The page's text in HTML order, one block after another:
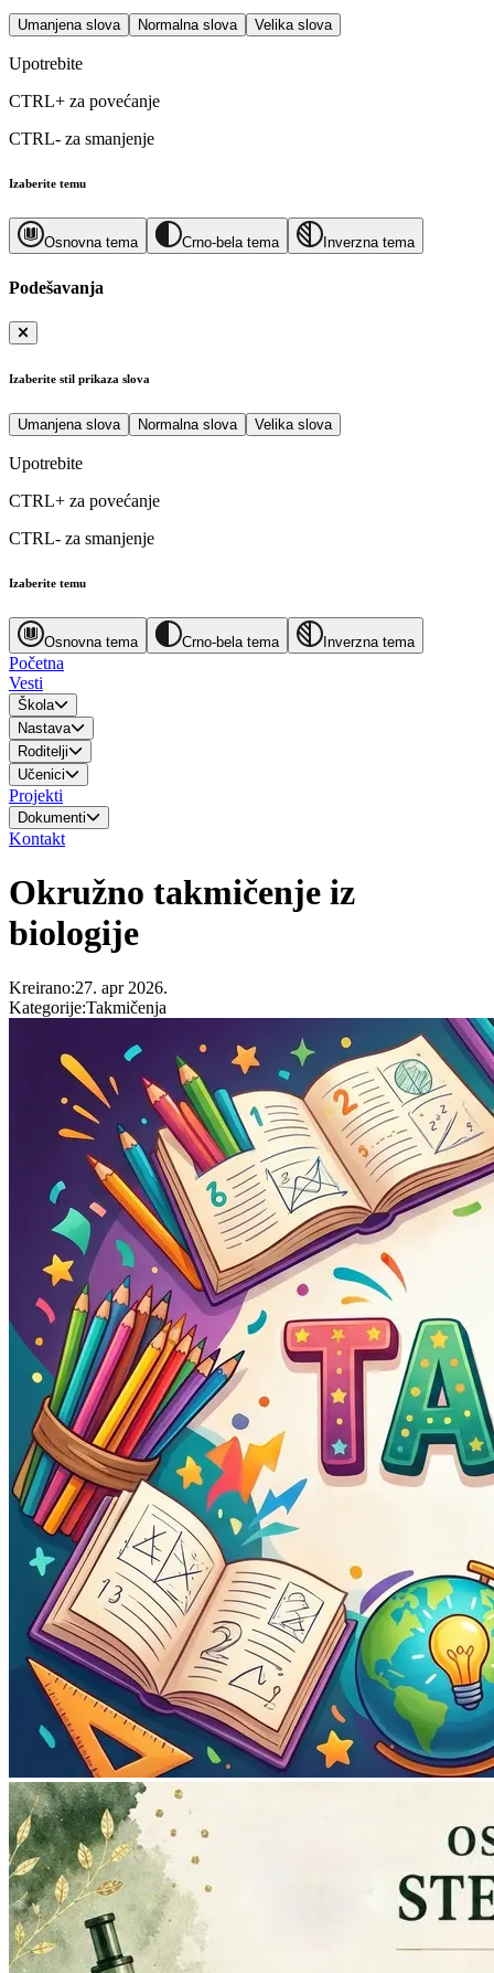
Umanjena slova Normalna slova Velika slova
Upotrebite
CTRL+ za povećanje
CTRL- za smanjenje
Izaberite temu
Osnovna tema Crno-bela tema Inverzna tema
Podešavanja
Izaberite stil prikaza slova
Umanjena slova Normalna slova Velika slova
Upotrebite
CTRL+ za povećanje
CTRL- za smanjenje
Izaberite temu
Osnovna tema Crno-bela tema Inverzna tema
Početna
Vesti
Škola
Nastava
Roditelji
Učenici
Projekti
Dokumenti
Kontakt
Okružno takmičenje iz
biologije
Kreirano:27. apr 2026.
Kategorije:Takmičenja